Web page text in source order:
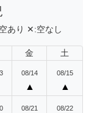
空あり ✕:空なし
金 土
08/14
▲
08/15
▲
08/21 08/22